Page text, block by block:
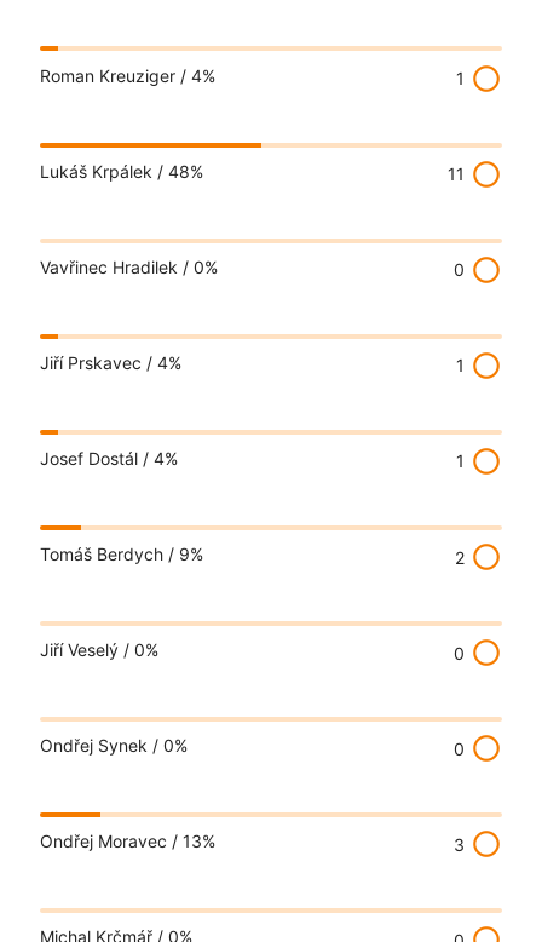
Roman Kreuziger / 4% 1 radio_button_unchecked
Lukáš Krpálek / 48% 11 radio_button_unchecked
Vavřinec Hradilek / 0% 0 radio_button_unchecked
Jiří Prskavec / 4% 1 radio_button_unchecked
Josef Dostál / 4% 1 radio_button_unchecked
Tomáš Berdych / 9% 2 radio_button_unchecked
Jiří Veselý / 0% 0 radio_button_unchecked
Ondřej Synek / 0% 0 radio_button_unchecked
Ondřej Moravec / 13% 3 radio_button_unchecked
Michal Krčmář / 0%